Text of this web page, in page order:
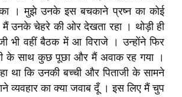
। मुझे उनके इस बचकाने प्रष्न का कोई
मैं उनके चेहरे की ओर देखता रहा । थोड़ी ही
भी वहीं बैठक में आ विराजे । उन्होंने फिर
के साथ कुछ पूछा और मैं अवाक रह गया ।
था कि उनकी बच्ची और पिताजी के सामने
व्यवहार का क्या जवाब दूँ । इस लिए मैं चुप